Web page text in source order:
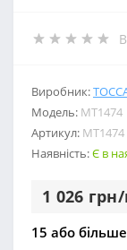
Виробник:
Модель: МТ1474
Артикул: МТ1474
Наявність:Є в
1 026
15 або